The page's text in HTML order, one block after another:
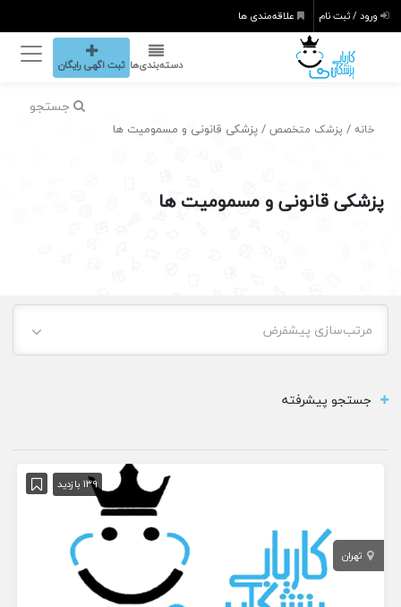
ورود / ثبت نام علاقه‌مندی ها
دسته‌بندی‌ها ثبت اگهی رایگان
جستجو
خانه / پزشک متخصص / پزشکی قانونی و مسمومیت ها
پزشکی قانونی و مسمومیت ها
مرتب‌سازی پیشفرض
جستجو پیشرفته
139 بازدید
تهران